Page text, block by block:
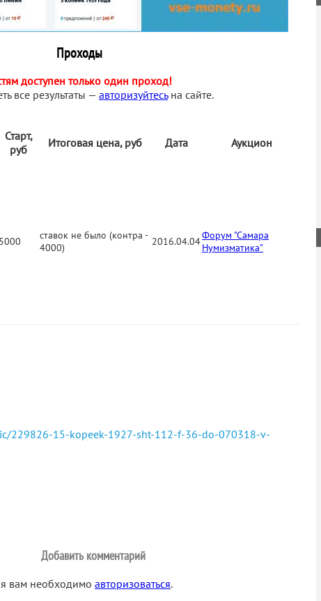
Проходы
доступен только один проход!
все результаты — авторизуйтесьна сайте.
Старт,
руб
Итоговая цена, руб Дата Аукцион
5000
ставок не было (контра -
4000)
2016.04.04Форум "Самара
Нумизматика"
229826-15-kopeek-1927-sht-112-f-36-do-070318-v-
Добавить комментарий
вам необходимо авторизоваться.